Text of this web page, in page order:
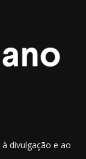
divulgação e ao